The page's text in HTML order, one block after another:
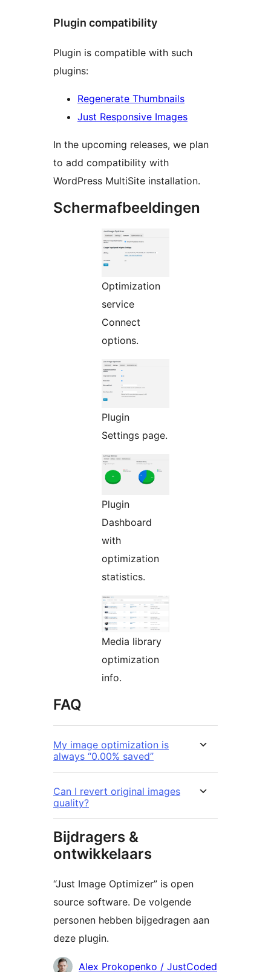
Plugin compatibility
Plugin is compatible with such
plugins:
Regenerate Thumbnails
Just Responsive Images
In the upcoming releases, we plan
to add compatibility with
WordPress MultiSite installation.
Schermafbeeldingen
Optimization
service
Connect
options.
Plugin
Settings page.
Plugin
Dashboard
with
optimization
statistics.
Media library
optimization
info.
FAQ
My image optimization is
always “0.00% saved”
Can I revert original images
quality?
Bijdragers &
ontwikkelaars
“Just Image Optimizer” is open
source software. De volgende
personen hebben bijgedragen aan
deze plugin.
BijdragersAlex Prokopenko / JustCoded